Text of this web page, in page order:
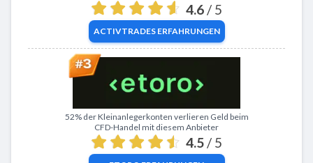
4.6 / 5
ACTIVTRADESERFAHRUNGEN
Zu eToro
52% der Kleinanlegerkonten verlieren Geld beim
CFD-Handel mit diesem Anbieter
4.5 / 5